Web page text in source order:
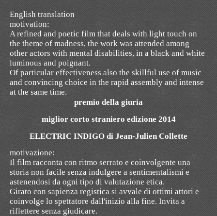
English translation
motivation:
A refined and poetic film that deals with light touch on
the theme of madness, the work was attended among
other actors with mental disabilities, in a black and white
luminous and poignant.
Of particular effectiveness also the skillful use of music
and convincing choice in the rapid assembly and intense
at the same time.
premio della giuria
miglior corto straniero edizione 2014
ELECTRIC INDIGO di Jean-Julien Collette
motivazione:
Il film racconta con ritmo serrato e coinvolgente una
storia non facile senza indulgere a sentimentalismi e
astenendosi da ogni tipo di valutazione etica.
Girato con sapienza registica si avvale di ottimi attori e
coinvolge lo spettatore dall'inizio alla fine. Invita a
riflettere senza giudicare.